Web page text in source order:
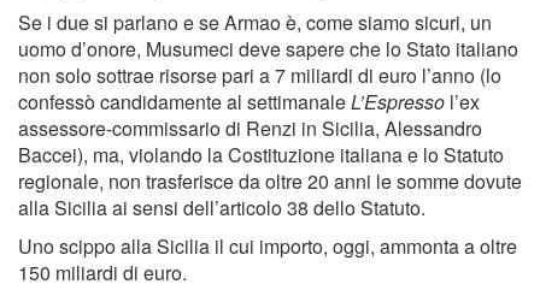
Se i due si parlano e se Armao è, come siamo sicuri, un
uomo d’onore, Musumeci deve sapere che lo Stato italiano
non solo sottrae risorse pari a 7 miliardi di euro l’anno (lo
confessò candidamente al settimanaleL’Espresso l’ex
assessore-commissario di Renzi in Sicilia, Alessandro
Baccei), ma, violando la Costituzione italiana e lo Statuto
regionale, non trasferisce da oltre 20 anni le somme dovute
alla Sicilia ai sensi dell’articolo 38 dello Statuto.
Uno scippo alla Sicilia il cui importo, oggi, ammonta a oltre
150 miliardi di euro.